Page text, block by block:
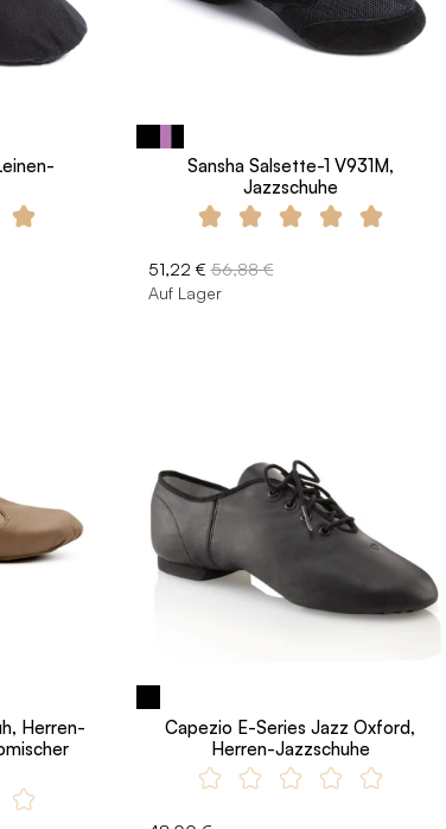
Sansha Salsette-1 V931M,
Jazzschuhe
51,22 € 56,88 €
Auf Lager
Herren-
Capezio E-Series Jazz Oxford,
Herren-Jazzschuhe